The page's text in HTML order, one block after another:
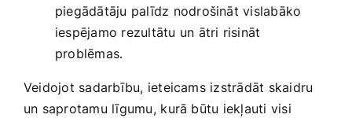
piegādātāju palīdz nodrošināt vislabāko
iespējamo rezultātu un ātri risināt
problēmas.
Veidojot sadarbību, ieteicams izstrādāt skaidru
un saprotamu līgumu, ⁤kurā būtu iekļauti visi